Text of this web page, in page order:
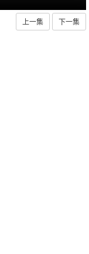
上一集 下一集